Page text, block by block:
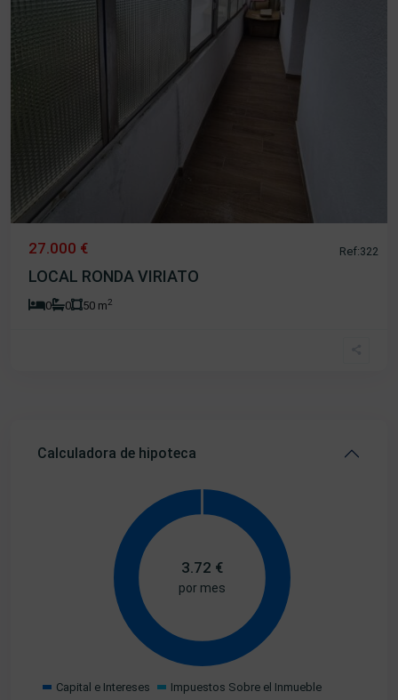
27.000 €
LOCAL RONDA VIRIATO
0 0 50 m2
Ref:322
Calculadora de hipoteca
3.72 €
por mes
Capital e Intereses
Impuestos Sobre el Inmueble